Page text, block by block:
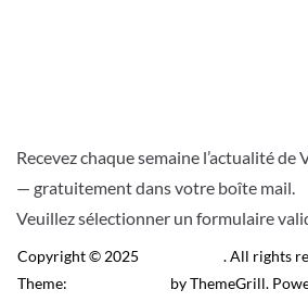
Recevez chaque semaine l’actualité de
— gratuitement dans votre boîte mail.
Veuillez sélectionner un formulaire
Copyright © 2025
. All rights
Theme:
by ThemeGrill.